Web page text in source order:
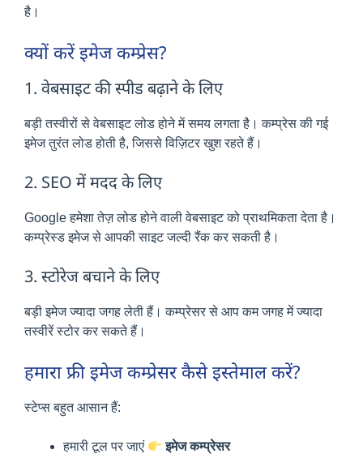
है।
क्यों करें इमेज कम्प्रेस?
1. वेबसाइट की स्पीड बढ़ाने के लिए
बड़ी तस्वीरों से वेबसाइट लोड होने में समय लगता है। कम्प्रेस की गई
इमेज तुरंत लोड होती है, जिससे विज़िटर खुश रहते हैं।
2. SEO में मदद के लिए
Google हमेशा तेज़ लोड होने वाली वेबसाइट को प्राथमिकता देता है।
कम्प्रेस्ड इमेज से आपकी साइट जल्दी रैंक कर सकती है।
3. स्टोरेज बचाने के लिए
बड़ी इमेज ज्यादा जगह लेती हैं। कम्प्रेसर से आप कम जगह में ज्यादा
तस्वीरें स्टोर कर सकते हैं।
हमारा फ्री इमेज कम्प्रेसर कैसे इस्तेमाल करें?
स्टेप्स बहुत आसान हैं:
हमारी टूल पर जाएं
इमेज कम्प्रेसर